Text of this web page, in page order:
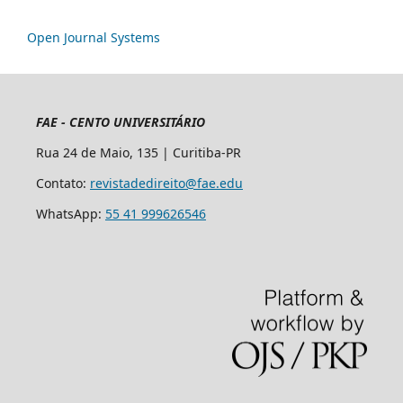
Open Journal Systems
FAE - CENTO UNIVERSITÁRIO
Rua 24 de Maio, 135 | Curitiba-PR
Contato: revistadedireito@fae.edu
WhatsApp: 55 41 999626546